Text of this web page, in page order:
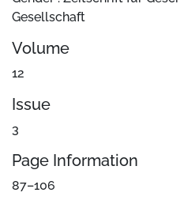
Gesellschaft
Volume
12
Issue
3
Page Information
87–106